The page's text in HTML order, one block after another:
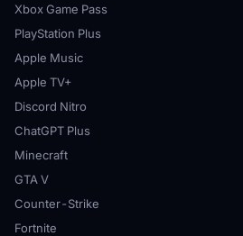
Xbox Game Pass
PlayStation Plus
Apple Music
Apple TV+
Discord Nitro
ChatGPT Plus
Minecraft
GTA V
Counter-Strike
Fortnite